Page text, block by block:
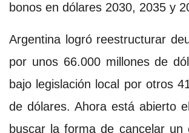
bonos en dólares 2030, 2035 y
Argentina logró reestructurar
por unos 66.000 millones de
bajo legislación local por otros
de dólares. Ahora está abierto
buscar la forma de cancelar un